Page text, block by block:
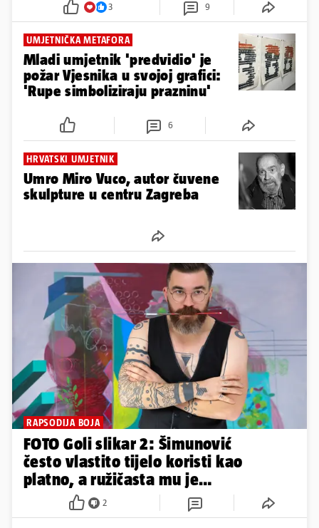
3 9
UMJETNIČKA METAFORA
Mladi umjetnik 'predvidio' je
požar Vjesnika u svojoj grafici:
'Rupe simboliziraju prazninu'
6
HRVATSKI UMJETNIK
Umro Miro Vuco, autor čuvene
skulpture u centru Zagreba
RAPSODIJA BOJA
FOTO Goli slikar 2: Šimunović
često vlastito tijelo koristi kao
platno, a ružičasta mu je
omiljena boja
2